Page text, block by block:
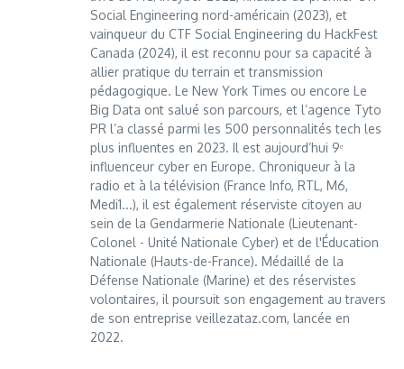
Social Engineering nord-américain (2023), et
vainqueur du CTF Social Engineering du HackFest
Canada (2024), il est reconnu pour sa capacité à
allier pratique du terrain et transmission
pédagogique. Le New York Times ou encore Le
Big Data ont salué son parcours, et l’agence Tyto
PR l’a classé parmi les 500 personnalités tech les
plus influentes en 2023. Il est aujourd’hui 9ᵉ
influenceur cyber en Europe. Chroniqueur à la
radio et à la télévision (France Info, RTL, M6,
Medi1...), il est également réserviste citoyen au
sein de la Gendarmerie Nationale (Lieutenant-
Colonel - Unité Nationale Cyber) et de l'Éducation
Nationale (Hauts-de-France). Médaillé de la
Défense Nationale (Marine) et des réservistes
volontaires, il poursuit son engagement au travers
de son entreprise veillezataz.com, lancée en
2022.